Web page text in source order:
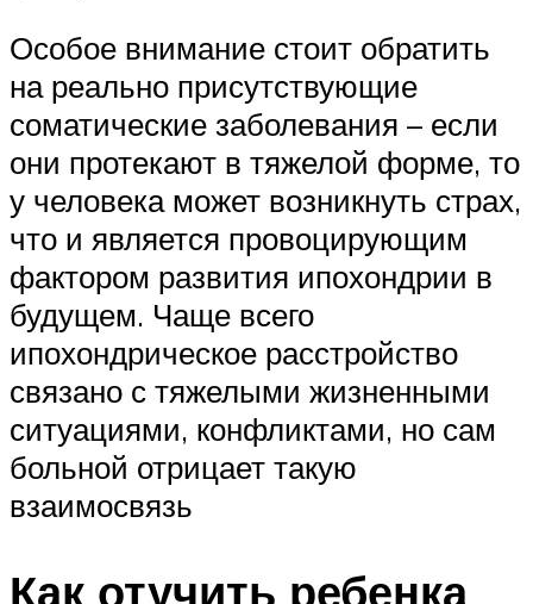
Особое внимание стоит обратить
на реально присутствующие
соматические заболевания – если
они протекают в тяжелой форме, то
у человека может возникнуть страх,
что и является провоцирующим
фактором развития ипохондрии в
будущем. Чаще всего
ипохондрическое расстройство
связано с тяжелыми жизненными
ситуациями, конфликтами, но сам
больной отрицает такую
взаимосвязь
Как отучить ребенка